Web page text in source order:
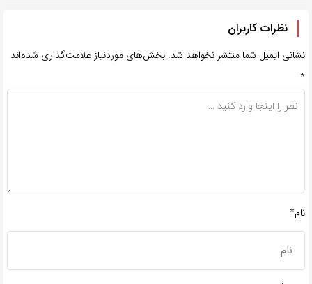
نظرات کاربران
نشانی ایمیل شما منتشر نخواهد شد. بخش‌های موردنیاز علامت‌گذاری شده‌اند
*
نام*